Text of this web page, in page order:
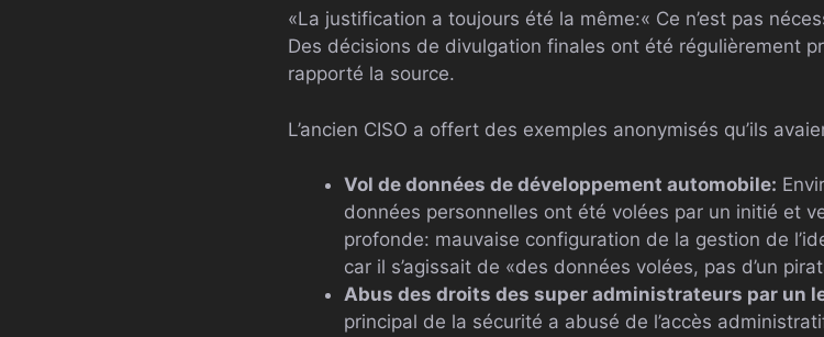
«La justification a toujours été la même:« Ce n’est pas
Des décisions de divulgation finales ont été régulièrement
rapporté la source.
L’ancien CISO a offert des exemples anonymisés qu’ils
Vol de données de développement automobile:
données personnelles ont été volées par un initié et
profonde: mauvaise configuration de la gestion de
car il s’agissait de «des données volées, pas d’un
Abus des droits des super administrateurs par un
principal de la sécurité a abusé de l’accès